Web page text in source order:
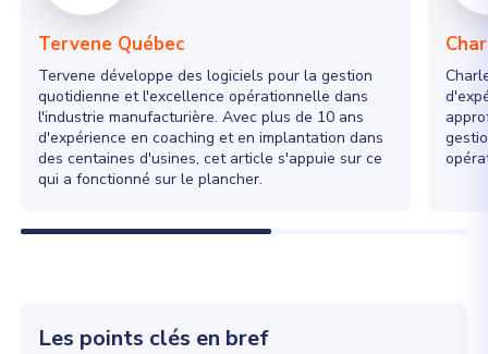
Tervene Québec
Tervene développe des logiciels pour la gestion
quotidienne et l'excellence opérationnelle dans
l'industrie manufacturière. Avec plus de 10 ans
d'expérience en coaching et en implantation dans
des centaines d'usines, cet article s'appuie sur ce
qui a fonctionné sur le plancher.
Les points clés en bref